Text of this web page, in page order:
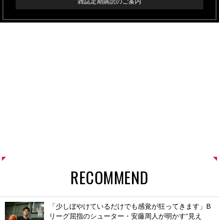
RECOMMEND
「少しぼやけているだけでも感覚が狂ってきます」B
リーグ屈指のシューター・安藤周人が明かす“見え